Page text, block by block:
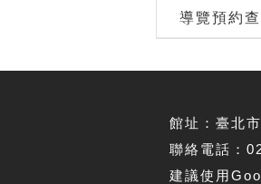
導覽預約
館址：臺北
聯絡電話：
建議使用